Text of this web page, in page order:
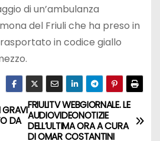
di un’ambulanza
del Friuli che ha preso in
in codice giallo
FRIULITV WEBGIORNALE. LE
AUDIOVIDEONOTIZIE
DELL’ULTIMA ORA A CURA
DI OMAR COSTANTINI
DA